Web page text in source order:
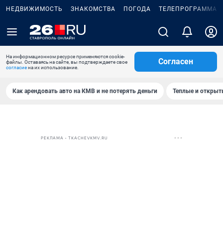
НЕДВИЖИМОСТЬ ЗНАКОМСТВА ПОГОДА ТЕЛЕПРОГРАММА
На информационном ресурсе применяются cookie-
файлы. Оставаясь на сайте, вы подтверждаете свое
согласиена их использование.
Согласен
Как арендовать авто на КМВ и не потерять деньги Теплые и
РЕКЛАМА • TKACHEVKMV.RU